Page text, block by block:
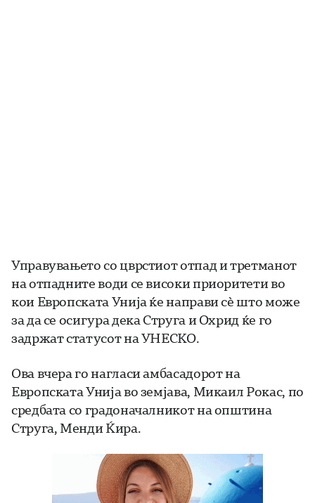
Управувањето со цврстиот отпад и третманот
на отпадните води се високи приоритети во
кои Европската Унија ќе направи сè што може
за да се осигура дека Струга и Охрид ќе го
задржат статусот на УНЕСКО.
Ова вчера го нагласи амбасадорот на
Европската Унија во земјава, Микаил Рокас, по
средбата со градоначалникот на општина
Струга, Менди Ќира.